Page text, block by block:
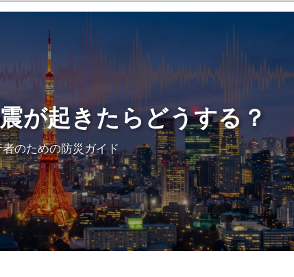
が起きたらどうする？
のための防災ガイド